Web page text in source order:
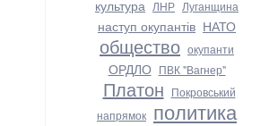
культура ЛНР Луганщина
наступ окупантів НАТО
общество окупанти
ОРДЛО ПВК "Вагнер"
Платон Покровський
напрямок политика